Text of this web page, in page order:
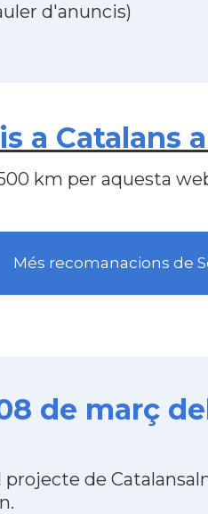
d'anuncis)
a Catalans
km per aquesta
Més recomanacions de
de març del
de